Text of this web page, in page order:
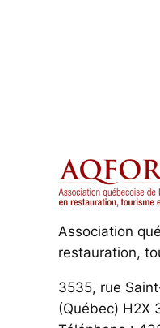
Association
restauration,
3535, rue
(Québec) H2X